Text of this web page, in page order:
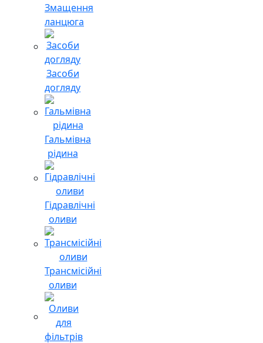
Змащення
ланцюга
Засоби
догляду
Гальмівна
рідина
Гідравлічні
оливи
Трансмісійні
оливи